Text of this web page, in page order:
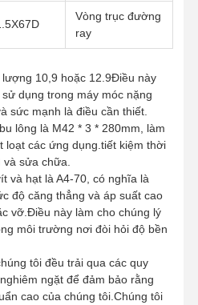
Vòng trục đường
ray
10,9 hoặc 12.9Điều này
dụng trong máy móc nặng
sức mạnh là điều cần thiết.
lông là M42 * 3 * 280mm, làm
loạt các ứng dụng.tiết kiệm thời
sửa chữa.
và hạt là A4-70, có nghĩa là
độ căng thẳng và áp suất cao
vỡ.Điều này làm cho chúng lý
môi trường nơi đòi hỏi độ bền
tôi đều trải qua các quy
ngặt để đảm bảo rằng
cao của chúng tôi.Chúng tôi